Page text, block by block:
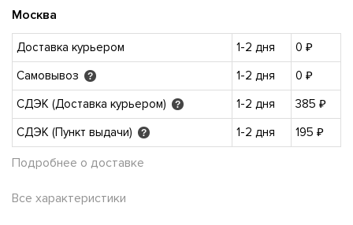
Москва
Доставка курьером 1-2 дня
0 ₽
Самовывоз
? 1-2 дня
0 ₽
СДЭК (Доставка курьером)
? 1-2 дня
385 ₽
СДЭК (Пункт выдачи)
? 1-2 дня 195 ₽
Подробнее о доставке
Все характеристики